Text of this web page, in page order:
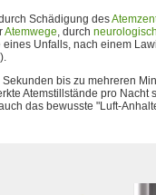
Schädigung des
Atemwege, durch
Unfalls, nach einem
bis zu mehreren
Atemstillstände pro Nacht
das bewusste "Luft-